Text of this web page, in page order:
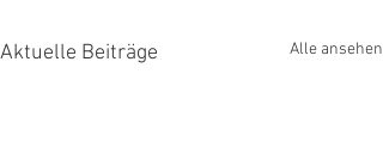
Aktuelle Beiträge Alle ansehen